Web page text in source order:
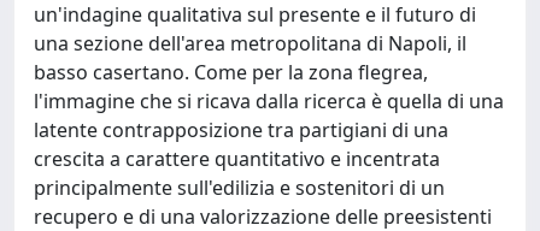
un'indagine qualitativa sul presente e il futuro di
una sezione dell'area metropolitana di Napoli, il
basso casertano. Come per la zona flegrea,
l'immagine che si ricava dalla ricerca è quella di una
latente contrapposizione tra partigiani di una
crescita a carattere quantitativo e incentrata
principalmente sull'edilizia e sostenitori di un
recupero e di una valorizzazione delle preesistenti